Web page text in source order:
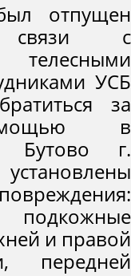
отпущен
связи с
УСБ
за
в
Бутово г.
и правой
передней